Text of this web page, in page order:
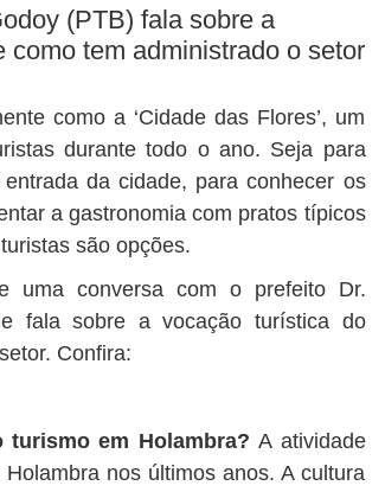
(PTB) fala sobre a
tem administrado o setor
como a ‘Cidade das Flores’, um
durante todo o ano. Seja para
da cidade, para conhecer os
a gastronomia com pratos típicos
são opções.
uma conversa com o prefeito Dr.
fala sobre a vocação turística do
Confira:
turismo em Holambra?A atividade
nos últimos anos. A cultura